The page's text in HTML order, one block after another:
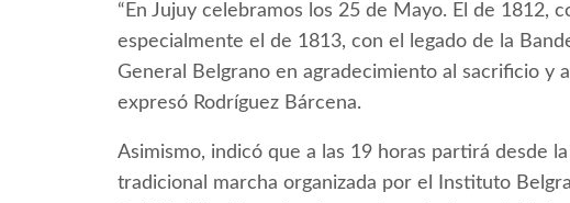
“En Jujuy celebramos los 25 de Mayo. El de 1812,
especialmente el de 1813, con el legado de la
General Belgrano en agradecimiento al sacrificio y
expresó Rodríguez Bárcena.
Asimismo, indicó que a las 19 horas partirá desde
tradicional marcha organizada por el Instituto